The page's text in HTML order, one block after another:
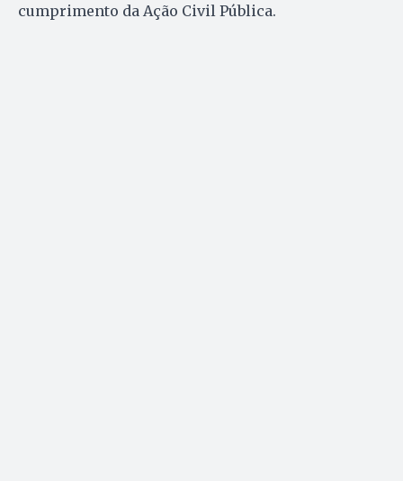
cumprimento da Ação Civil Pública.